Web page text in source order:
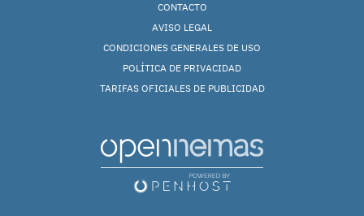
CONTACTO
AVISO LEGAL
CONDICIONES GENERALES DE USO
POLÍTICA DE PRIVACIDAD
TARIFAS OFICIALES DE PUBLICIDAD